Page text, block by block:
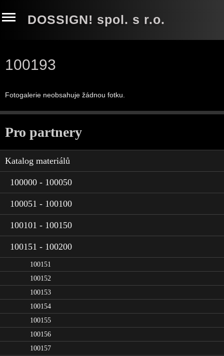
DOSSIGN! spol. s r.o.
100193
Fotogalerie neobsahuje žádnou fotku.
Pro partnery
Katalog materiálů
100000 - 100050
100051 - 100100
100101 - 100150
100151 - 100200
100151
100152
100153
100154
100155
100156
100157